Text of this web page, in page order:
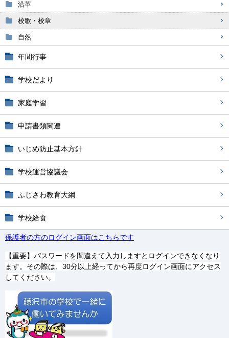
沿革
校歌・校章
自然
年間行事
学校だより
家庭学習
申請書類関連
いじめ防止基本方針
学校運営協議会
ふじさわ教育大綱
学校給食
保護者の方のログイン画面はこちらです
【重要】パスワードを間違えて入力しますとログインできなくなり
ます。その際は、30分以上経ってから再度ログイン画面にアクセス
してください。